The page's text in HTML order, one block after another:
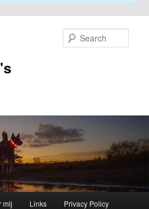
mij Links Privacy Policy